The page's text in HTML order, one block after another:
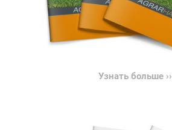
Узнать больше ››